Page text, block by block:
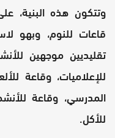
قاعات للنوم، وبهو
تقليديين موجهين
للإعلاميات، وقاعة
المدرسي، وقاعة
للأكل.